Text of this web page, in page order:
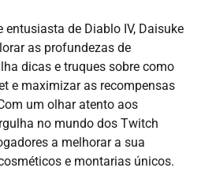
de Diablo IV, Daisuke
as profundezas de
dicas e truques sobre como
e maximizar as recompensas
um olhar atento aos
no mundo dos Twitch
a melhorar a sua
e montarias únicos.